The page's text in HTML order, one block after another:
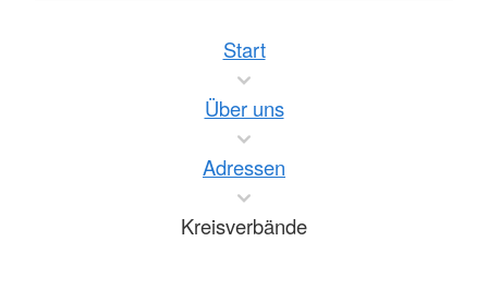
Start
Über uns
Adressen
Kreisverbände